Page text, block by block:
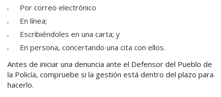
Por correo electrónico
En línea;
Escribiéndoles en una carta; y
En persona, concertando una cita con ellos.
Antes de iniciar una denuncia ante el Defensor del Pueblo de
la Policía, compruebe si la gestión está dentro del plazo para
hacerlo.